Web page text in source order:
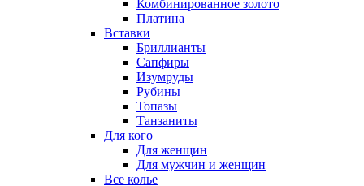
Комбинированное золото
Платина
Вставки
Бриллианты
Сапфиры
Изумруды
Рубины
Топазы
Танзаниты
Для кого
Для женщин
Для мужчин и женщин
Все колье